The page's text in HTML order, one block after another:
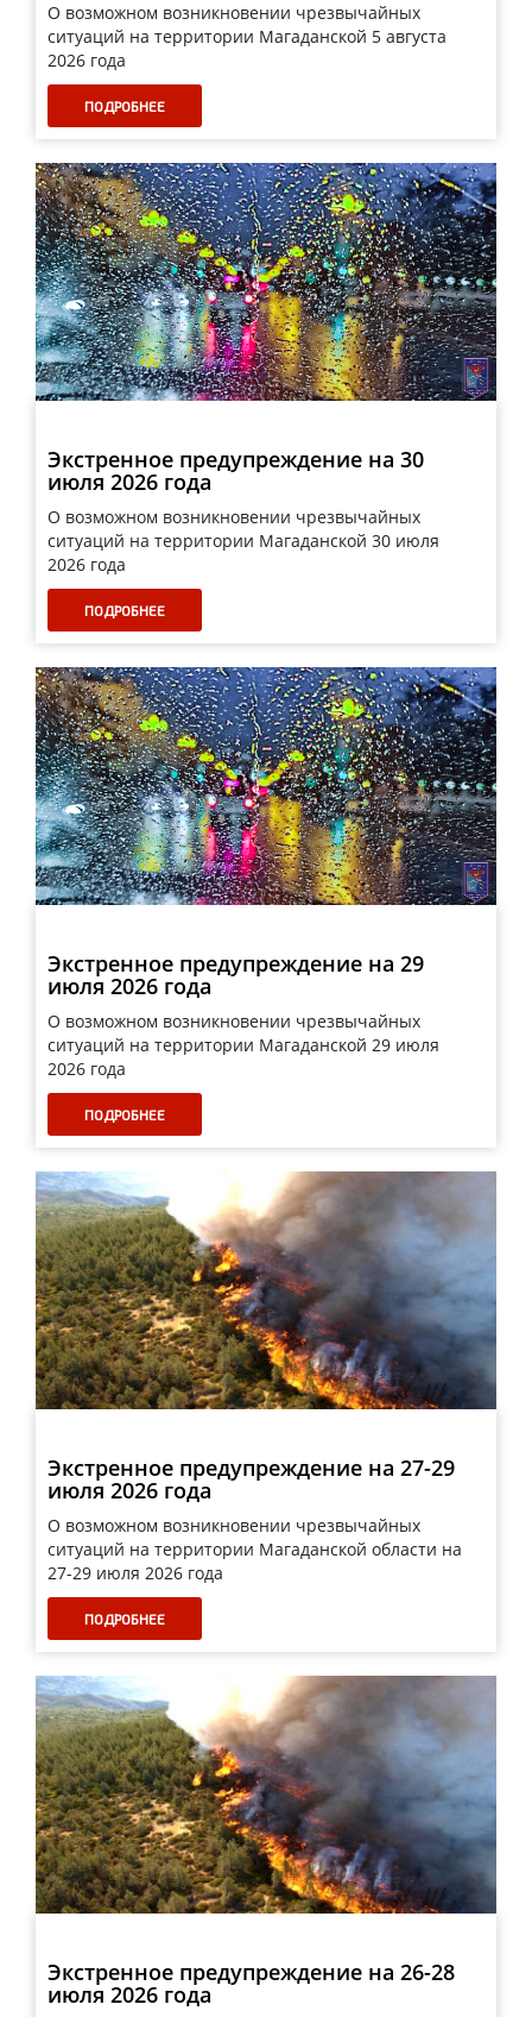
О возможном возникновении чрезвычайных
ситуаций на территории Магаданской 5 августа
2026 года
ПОДРОБНЕЕ
Экстренное предупреждение на 30
июля 2026 года
О возможном возникновении чрезвычайных
ситуаций на территории Магаданской 30 июля
2026 года
ПОДРОБНЕЕ
Экстренное предупреждение на 29
июля 2026 года
О возможном возникновении чрезвычайных
ситуаций на территории Магаданской 29 июля
2026 года
ПОДРОБНЕЕ
Экстренное предупреждение на 27-29
июля 2026 года
О возможном возникновении чрезвычайных
ситуаций на территории Магаданской области на
27-29 июля 2026 года
ПОДРОБНЕЕ
Экстренное предупреждение на 26-28
июля 2026 года